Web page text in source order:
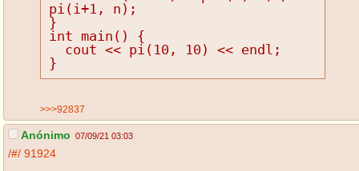
pi(i+1, n);
}
int main() {
  cout << pi(10, 10) << endl;
}
>>>92837
Anónimo 07/09/21 03:03
/#/ 91924